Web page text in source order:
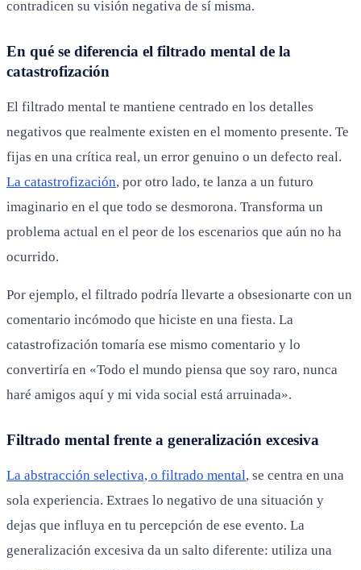
contradicen su visión negativa de sí misma.
En qué se diferencia el filtrado mental de la
catastrofización
El filtrado mental te mantiene centrado en los detalles
negativos que realmente existen en el momento presente. Te
fijas en una crítica real, un error genuino o un defecto real.
La catastrofización, por otro lado, te lanza a un futuro
imaginario en el que todo se desmorona. Transforma un
problema actual en el peor de los escenarios que aún no ha
ocurrido.
Por ejemplo, el filtrado podría llevarte a obsesionarte con un
comentario incómodo que hiciste en una fiesta. La
catastrofización tomaría ese mismo comentario y lo
convertiría en «Todo el mundo piensa que soy raro, nunca
haré amigos aquí y mi vida social está arruinada».
Filtrado mental frente a generalización excesiva
La abstracción selectiva, o filtrado mental, se centra en una
sola experiencia. Extraes lo negativo de una situación y
dejas que influya en tu percepción de ese evento. La
generalización excesiva da un salto diferente: utiliza una